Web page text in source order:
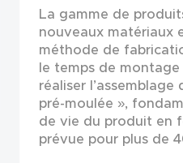
La gamme de
nouveaux matériaux
méthode de
le temps de montage
réaliser
pré-moulée »,
de vie du produit en
prévue pour plus de